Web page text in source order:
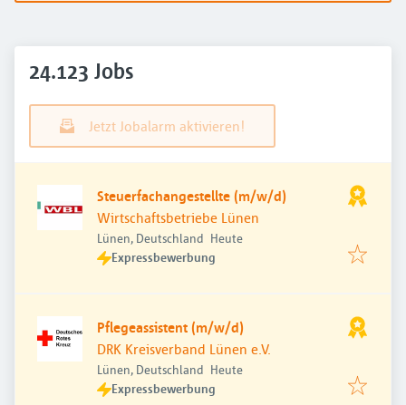
24.123 Jobs
Jetzt Jobalarm aktivieren!
Steuerfachangestellte (m/w/d)
Wirtschaftsbetriebe Lünen
Lünen, Deutschland Veröffentlicht
Heute
Expressbewerbung
Pflegeassistent (m/w/d)
DRK Kreisverband Lünen e.V.
Lünen, Deutschland Veröffentlicht
Heute
Expressbewerbung